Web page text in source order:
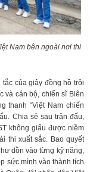
Nam bên ngoài nơi thi
của giây đồng hồ trôi
và cán bộ, chiến sĩ Biên
thanh “Việt Nam chiến
Chia sẻ sau trận đấu,
không giấu được niềm
thi xuất sắc. Bao quyết
dồn vào từng kỹ năng,
sức mình vào thành tích